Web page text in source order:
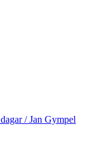
/ Jan Gympel